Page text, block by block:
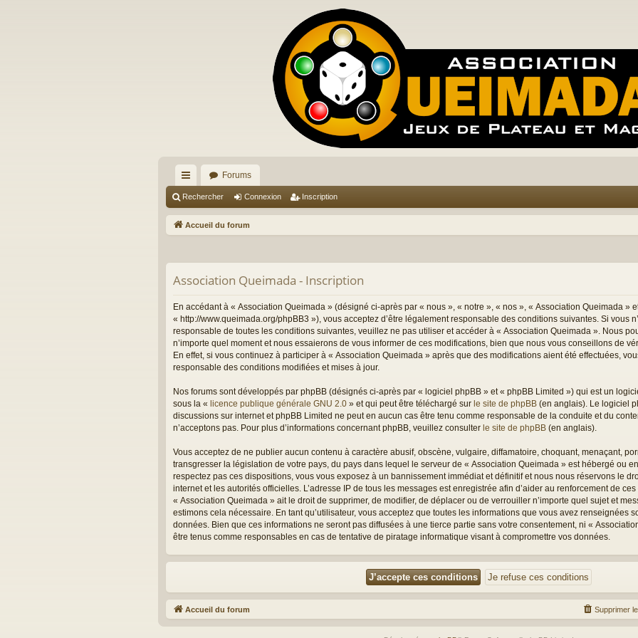
ac
co
ci
s
Forums
Rechercher Connexion Inscription
Accueil du forum
Association Queimada - Inscription
En accédant à « Association Queimada » (désigné ci-après par « nous », « notre », « nos », « Association Queimada »
« http://www.queimada.org/phpBB3 »), vous acceptez d’être légalement responsable des conditions suivantes. Si vous
responsable de toutes les conditions suivantes, veuillez ne pas utiliser et accéder à « Association Queimada ». Nous
n’importe quel moment et nous essaierons de vous informer de ces modifications, bien que nous vous conseillons de
En effet, si vous continuez à participer à « Association Queimada » après que des modifications aient été effectuées,
responsable des conditions modifiées et mises à jour.
Nos forums sont développés par phpBB (désignés ci-après par « logiciel phpBB » et « phpBB Limited ») qui est un
sous la « licence publique générale GNU 2.0 » et qui peut être téléchargé sur le site de phpBB (en anglais). Le logiciel
discussions sur internet et phpBB Limited ne peut en aucun cas être tenu comme responsable de la conduite et du
n’acceptons pas. Pour plus d’informations concernant phpBB, veuillez consulter le site de phpBB (en anglais).
Vous acceptez de ne publier aucun contenu à caractère abusif, obscène, vulgaire, diffamatoire, choquant, menaçant,
transgresser la législation de votre pays, du pays dans lequel le serveur de « Association Queimada » est hébergé ou
respectez pas ces dispositions, vous vous exposez à un bannissement immédiat et définitif et nous nous réservons le
internet et les autorités officielles. L’adresse IP de tous les messages est enregistrée afin d’aider au renforcement de
« Association Queimada » ait le droit de supprimer, de modifier, de déplacer ou de verrouiller n’importe quel sujet et
estimons cela nécessaire. En tant qu’utilisateur, vous acceptez que toutes les informations que vous avez renseignées
données. Bien que ces informations ne seront pas diffusées à une tierce partie sans votre consentement, ni «
être tenus comme responsables en cas de tentative de piratage informatique visant à compromettre vos données.
Accueil du forum Supprimer